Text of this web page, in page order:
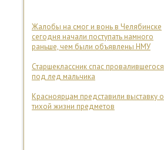
Жалобы на смог и вонь в Челябинске
сегодня начали поступать намного
раньше, чем были объявлены НМУ
Старшеклассник спас провалившегося
под лед мальчика
Красноярцам представили выставку о
тихой жизни предметов